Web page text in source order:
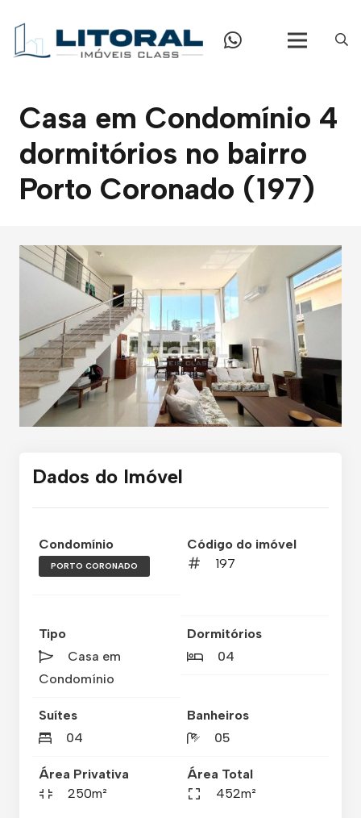
Casa em Condomínio 4
dormitórios no bairro
Porto Coronado (197)
Dados do Imóvel
Condomínio
PORTO CORONADO
Código do imóvel
197
Tipo
Casa em
Condomínio
Dormitórios
04
Suítes
04
Banheiros
05
Área Privativa
250m²
Área Total
452m²